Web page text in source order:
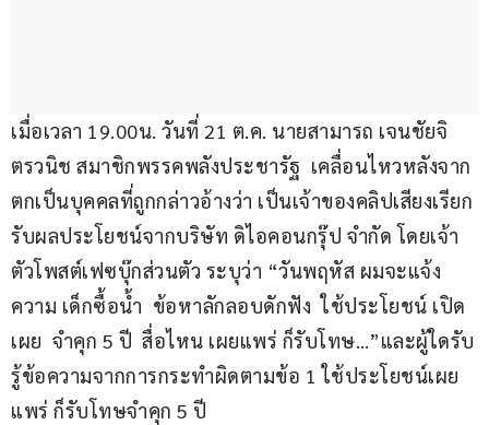
เมื่อเวลา 19.00น. วันที่ 21 ต.ค. นายสามารถ เจนชัยจิ
ตรวนิช สมาชิกพรรคพลังประชารัฐ  เคลื่อนไหวหลังจาก
ตกเป็นบุคคลที่ถูกกล่าวอ้างว่า เป็นเจ้าของคลิปเสียงเรียก
รับผลประโยชน์จากบริษัท ดิไอคอนกรุ๊ป จำกัด โดยเจ้า
ตัวโพสต์เฟซบุ๊กส่วนตัว ระบุว่า “วันพฤหัส ผมจะแจ้ง
ความ เด็กซื้อน้ำ  ข้อหาลักลอบดักฟัง  ใช้ประโยชน์ เปิด
เผย  จำคุก 5 ปี  สื่อไหน เผยแพร่ ก็รับโทษ…”และผู้ใดรับ
รู้ข้อความจากการกระทำผิดตามข้อ 1 ใช้ประโยชน์เผย
แพร่ ก็รับโทษจำคุก 5 ปี